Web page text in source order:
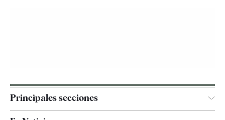
Principales secciones
España